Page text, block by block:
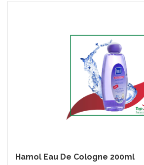
Hamol Eau De Cologne 200ml